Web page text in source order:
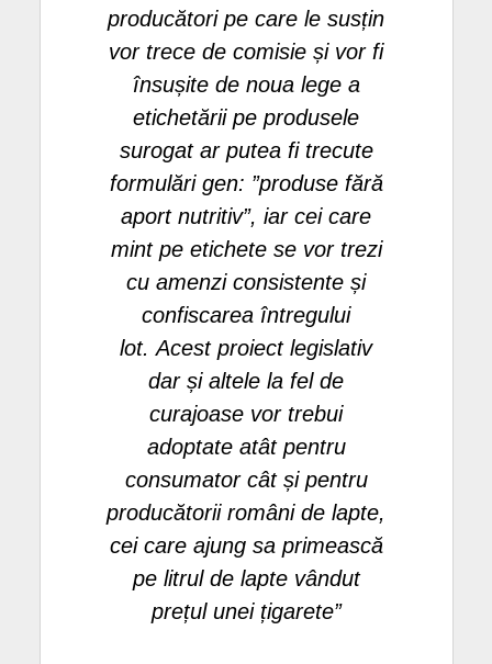
producători pe care le susțin
vor trece de comisie și vor fi
însușite de noua lege a
etichetării pe produsele
surogat ar putea fi trecute
formulări gen: ”produse fără
aport nutritiv”, iar cei care
mint pe etichete se vor trezi
cu amenzi consistente și
confiscarea întregului
lot. Acest proiect legislativ
dar și altele la fel de
curajoase vor trebui
adoptate atât pentru
consumator cât și pentru
producătorii români de lapte,
cei care ajung sa primească
pe litrul de lapte vândut
prețul unei țigarete”